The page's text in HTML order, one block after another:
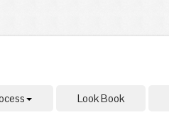
Look Book